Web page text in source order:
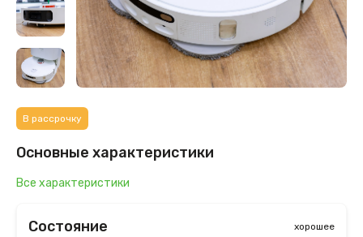
В рассрочку
Основные характеристики
Все характеристики
Состояние хорошее